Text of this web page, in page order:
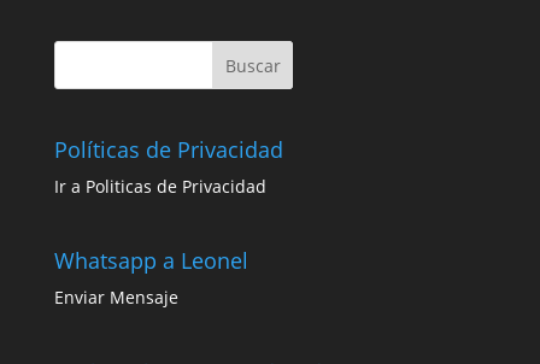
Políticas de Privacidad
Ir a Politicas de Privacidad
Whatsapp a Leonel
Enviar Mensaje